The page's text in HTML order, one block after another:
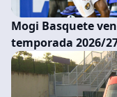
Mogi Basquete
temporada 2026/